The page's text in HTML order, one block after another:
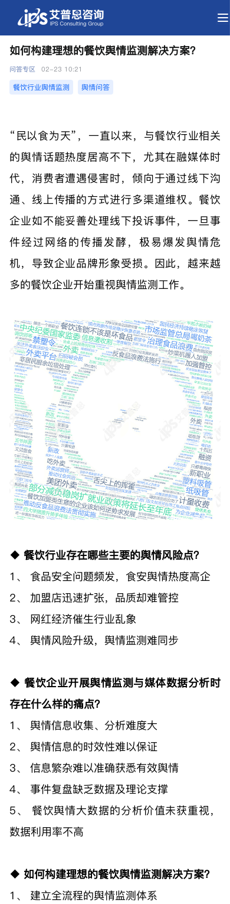
如何构建理想的餐饮舆情监测解决方案？
问答专区 02-23 10:21
餐饮行业舆情监测 舆情问答
“民以食为天”，一直以来，与餐饮行业相关
的舆情话题热度居高不下，尤其在融媒体时
代，消费者遭遇侵害时，倾向于通过线下沟
通、线上传播的方式进行多渠道维权。餐饮
企业如不能妥善处理线下投诉事件，一旦事
件经过网络的传播发酵，极易爆发舆情危
机，导致企业品牌形象受损。因此，越来越
多的餐饮企业开始重视舆情监测工作。
◆ 餐饮行业存在哪些主要的舆情风险点？
1、 食品安全问题频发，食安舆情热度高企
2、 加盟店迅速扩张，品质却难管控
3、 网红经济催生行业乱象
4、 舆情风险升级，舆情监测难同步
◆ 餐饮企业开展舆情监测与媒体数据分析时
存在什么样的痛点？
1、 舆情信息收集、分析难度大
2、 舆情信息的时效性难以保证
3、 信息繁杂难以准确获悉有效舆情
4、 事件复盘缺乏数据及理论支撑
5、 餐饮舆情大数据的分析价值未获重视，
数据利用率不高
◆ 如何构建理想的餐饮舆情监测解决方案？
1、 建立全流程的舆情监测体系